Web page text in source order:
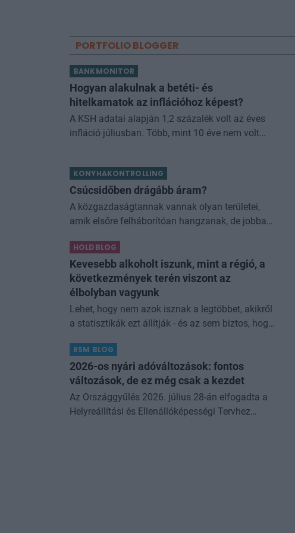
PORTFOLIO BLOGGER
BANKMONITOR
Hogyan alakulnak a betéti- és
hitelkamatok az inflációhoz képest?
A KSH adatai alapján 1,2 százalék volt az éves
infláció júliusban. Több, mint 10 éve nem volt
alakul
KONYHAKONTROLLING
Csúcsidőben drágább áram?
A közgazdaságtannak vannak olyan területei,
amik elsőre felháborítóan hangzanak, de jobban
vezetnek. Az igaz, hogy némi kellemetlenséggel is
járnak. Az
HOLDBLOG
Kevesebb alkoholt iszunk, mint a régió, a
következmények terén viszont az
élbolyban vagyunk
Lehet, hogy nem azok isznak a legtöbbet, akikről
a statisztikák ezt állítják - és az sem biztos, hogy
társadalmi kárral... The post Kevesebb alkoholt
iszunk
RSM BLOG
2026-os nyári adóváltozások: fontos
változások, de ez még csak a kezdet
Az Országgyűlés 2026. július 28-án elfogadta a
Helyreállítási és Ellenállóképességi Tervhez